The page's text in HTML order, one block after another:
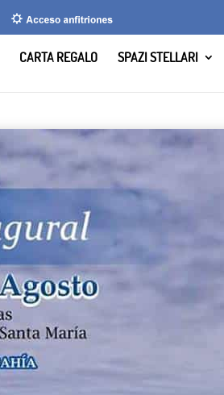
CARTA REGALO SPAZI STELLARI